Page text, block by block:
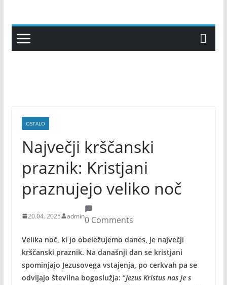
content
OSTALO
Največji krščanski
praznik: Kristjani
praznujejo veliko noč
20.04. 2025 admin0 Comments
Velika noč, ki jo obeležujemo danes, je največji
krščanski praznik. Na današnji dan se kristjani
spominjajo Jezusovega vstajenja, po cerkvah pa se
odvijajo številna bogoslužja: “Jezus Kristus nas je s